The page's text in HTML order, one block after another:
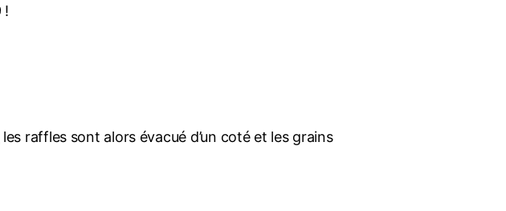
!
raffles sont alors évacué d’un coté et les grains